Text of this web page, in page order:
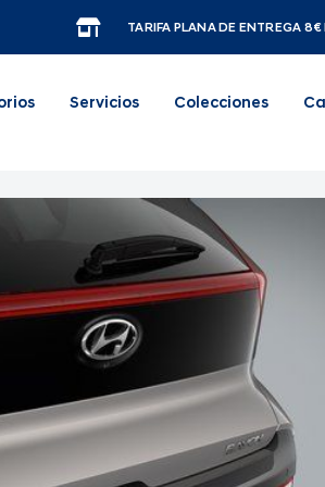
TARIFA PLANA DE ENTREGA 8€
Servicios Colecciones